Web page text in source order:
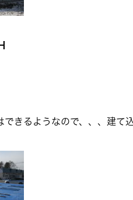
きるようなので、、、建て